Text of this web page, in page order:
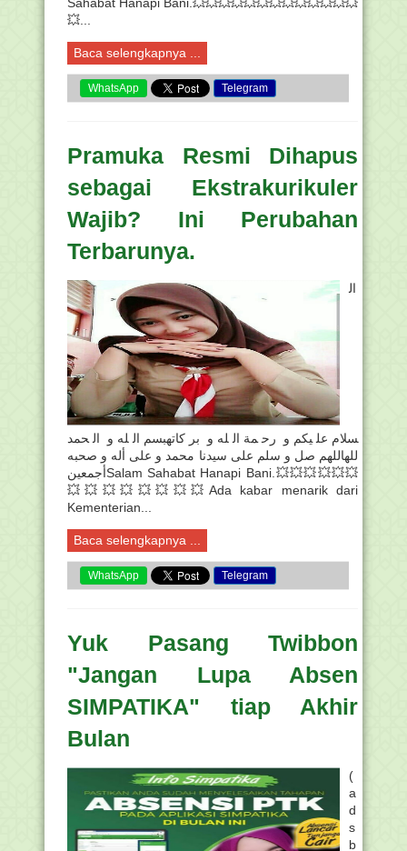
💥...
Baca selengkapnya ...
WhatsApp Telegram
Pramuka Resmi Dihapus
sebagai Ekstrakurikuler
Wajib? Ini Perubahan
Terbarunya.
ال
سلام عليكم و رحمة الله و بركاتهبسم الله و الحمد
للهاللهم صل و سلم على سيدنا محمد و على أله و صحبه
أجمعينSalam Sahabat Hanapi Bani.💥💥💥💥💥💥
💥💥💥💥💥💥💥💥Ada kabar menarik dari
Kementerian...
Baca selengkapnya ...
WhatsApp Telegram
Yuk Pasang Twibbon
"Jangan Lupa Absen
SIMPATIKA" tiap Akhir
Bulan
(
a
d
s
b